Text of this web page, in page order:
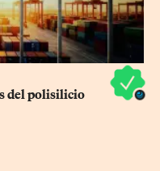
del polisilicio